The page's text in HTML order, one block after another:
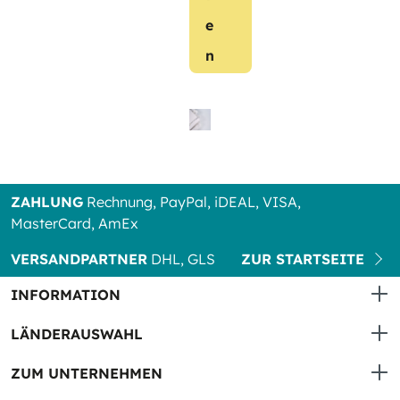
e
n
ZAHLUNG Rechnung, PayPal, iDEAL, VISA,
MasterCard, AmEx
VERSANDPARTNER DHL, GLS
ZUR STARTSEITE
INFORMATION
LÄNDERAUSWAHL
ZUM UNTERNEHMEN